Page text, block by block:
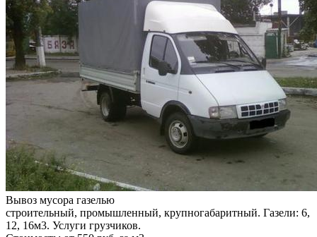
Вывоз мусора газелью
строительный, промышленный, крупногабаритный. Газели: 6,
12, 16м3. Услуги грузчиков.